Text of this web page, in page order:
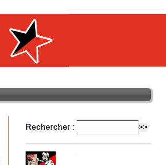
Rechercher :